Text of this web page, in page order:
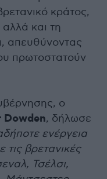
κράτος,
και τη
απευθύνοντας
πρωτοστατούν
ο
Dowden, δήλωσε
ενέργεια
βρετανικές
Τσέλσι,